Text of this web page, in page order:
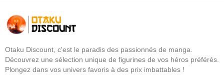
Otaku Discount, c'est le paradis des passionnés de manga.
Découvrez une sélection unique de figurines de vos héros préférés.
Plongez dans vos univers favoris à des prix imbattables !